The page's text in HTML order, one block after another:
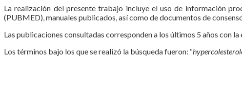
La realización del presente trabajo incluye el uso de información
(PUBMED), manuales publicados, así como de documentos de
Las publicaciones consultadas corresponden a los últimos 5 años con
Los términos bajo los que se realizó la búsqueda fueron: “